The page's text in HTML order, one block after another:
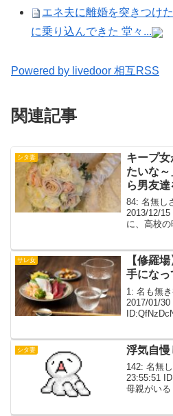
エネ夫に離婚を突きつけ
に乗り込んできた 堂々...
Powered by livedoor 相互RSS
関連記事
シタ妻
キープ女
たいな
ら男友
84: 名無し
2013/12/15
に、高校
れといっ
サレ女
【修羅
手になっ
1: 名も無
2017/01/
しいです3:
シタ妻 浮気自慢
142: 名無
23:55:51
母親がい